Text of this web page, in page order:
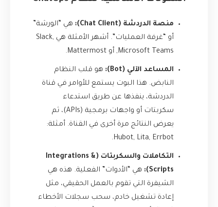
منصة الدردشة (Chat Client):
هي “الورشة”
أو “غرفة العمليات”. أشهر الأمثلة هي Slack,
Microsoft Teams, أو Mattermost.
المساعد الآلي (Bot):
هو قلب النظام
النابض. هذا البوت يستمع للأوامر في قناة
الدردشة، ينفذها عن طريق استدعاء
سكربتات أو واجهات برمجية (APIs)، ثم
يعرض النتائج مرة أخرى في القناة. أمثلة:
Hubot, Lita, Errbot.
التكاملات والسكربتات (Integrations &
Scripts):
هي “الأدوات” الفعلية. هذه هي
الشيفرة التي تقوم بالعمل الحقيقي، مثل
إعادة تشغيل خادم، سحب سجلات الأخطاء